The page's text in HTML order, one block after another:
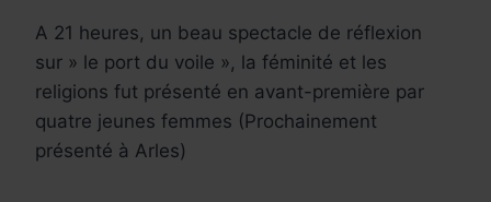
A 21 heures, un beau spectacle de réflexion
sur » le port du voile », la féminité et les
religions fut présenté en avant-première par
quatre jeunes femmes (Prochainement
présenté à Arles)